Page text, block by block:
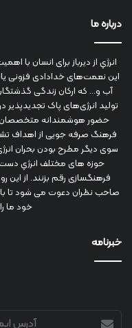
درباره ما
انرژي‌ از دیرباز برای انسان با
این نعمت‌های خدادادی فزونی
آب و... که ارکان زندگی
تولید انرژی‌های پاک
حضور هوشمندانه متخصصان
فرهنگ صرفه جویی از اهداف
سوی دیگر مطرح بودن بحران
حوزه های مختلف انرژي
فرهنگسازی رقم بزنند. از این
صاحب نظران دعوت می شود تا با
خود ما
خبرنامه
آدرس